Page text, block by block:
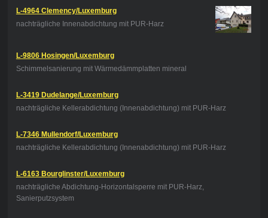
L-4964 Clemency/Luxemburg
nachträgliche Innenabdichtung mit PUR-Harz
L-9806 Hosingen/Luxemburg
Schimmelsanierung mit Wärmedämmplatten mineral
L-3419 Dudelange/Luxemburg
nachträgliche Kellerabdichtung (Innenabdichtung) mit PUR-Harz
L-7346 Mullendorf/Luxemburg
nachträgliche Kellerabdichtung (Innenabdichtung) mit PUR-Harz
L-6163 Bourglinster/Luxemburg
nachträgliche Abdichtung-Horizontalsperre mit PUR-Harz,
Sanierputzsystem